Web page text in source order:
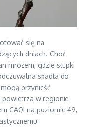
się na
dniach. Choć
mrozem, gdzie słupki
spadła do
przynieść
powietrza w regionie
CAQI na poziomie 49,